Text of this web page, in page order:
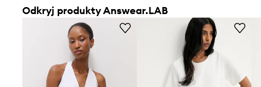
Odkryj produkty Answear.LAB